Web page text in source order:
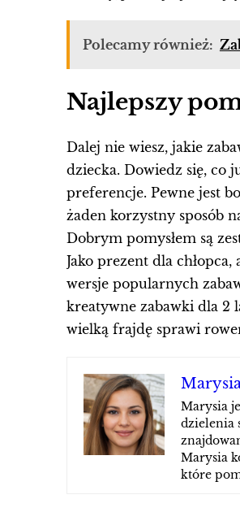
Polecamy również:
Najlepszy
Dalej nie wiesz, jakie
dziecka. Dowiedz się, co
preferencje. Pewne jest
żaden korzystny sposób
Dobrym pomysłem są
Jako prezent dla
wersje popularnych
kreatywne zabawki dla 2
wielką frajdę sprawi
Marysia
dzielenia
Marysia
które